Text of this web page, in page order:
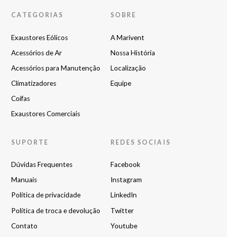
CATEGORIAS
Exaustores Eólicos
Acessórios de Ar
Acessórios para Manutenção
Climatizadores
Coifas
Exaustores Comerciais
SOBRE
A Marivent
Nossa História
Localização
Equipe
SUPORTE
Dúvidas Frequentes
Manuais
Política de privacidade
Política de troca e devolução
Contato
REDES SOCIAIS
Facebook
Instagram
LinkedIn
Twitter
Youtube